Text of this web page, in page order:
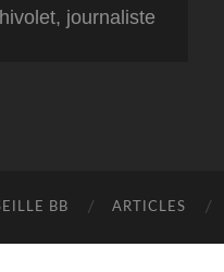
journaliste
BB ARTICLES